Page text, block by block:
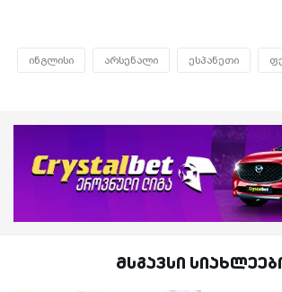
ინგლისი არსენალი ესპანეთი
მსგავსი